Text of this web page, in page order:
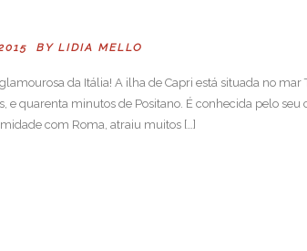
BY LIDIA MELLO
da Itália! A ilha de Capri está situada no
e quarenta minutos de Positano. É conhecida pelo
com Roma, atraiu muitos […]